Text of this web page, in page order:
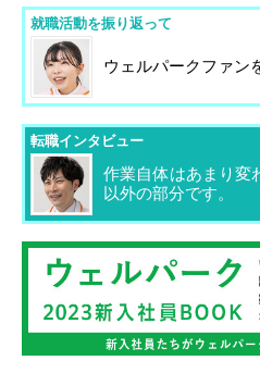
就職活動を振り返って
ウェルパークファン
転職インタビュー
作業自体はあまり変
以外の部分です。